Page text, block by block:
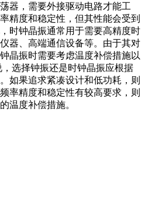
器，需要外接驱动电路才能工
精度和稳定性，但其性能会受到
时钟晶振通常用于需要高精度时
器、高端通信设备等。由于其对
晶振时需要考虑温度补偿措施以
选择钟振还是时钟晶振应根据
如果追求紧凑设计和低功耗，则
率精度和稳定性有较高要求，则
温度补偿措施。